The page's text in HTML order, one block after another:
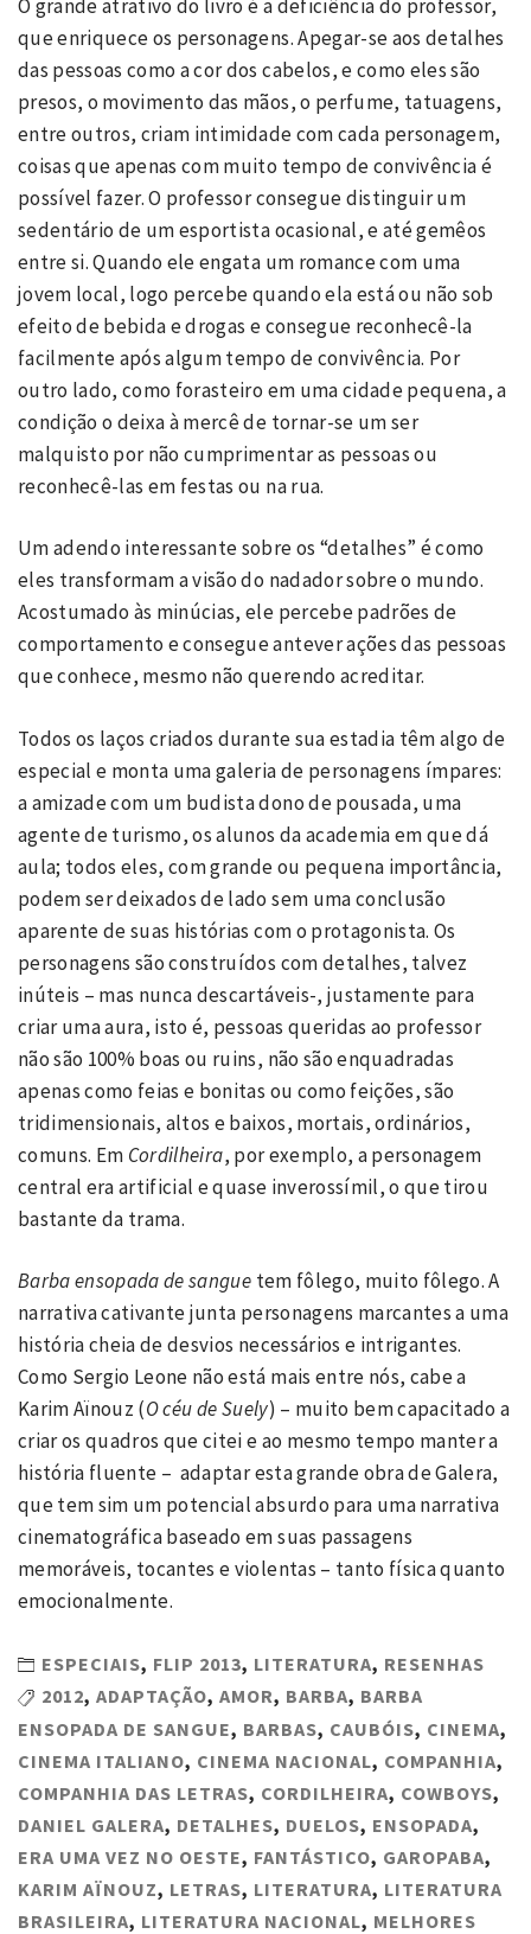
O grande atrativo do livro é a deficiência do professor,
que enriquece os personagens. Apegar-se aos detalhes
das pessoas como a cor dos cabelos, e como eles são
presos, o movimento das mãos, o perfume, tatuagens,
entre outros, criam intimidade com cada personagem,
coisas que apenas com muito tempo de convivência é
possível fazer. O professor consegue distinguir um
sedentário de um esportista ocasional, e até gemêos
entre si. Quando ele engata um romance com uma
jovem local, logo percebe quando ela está ou não sob
efeito de bebida e drogas e consegue reconhecê-la
facilmente após algum tempo de convivência. Por
outro lado, como forasteiro em uma cidade pequena, a
condição o deixa à mercê de tornar-se um ser
malquisto por não cumprimentar as pessoas ou
reconhecê-las em festas ou na rua.
Um adendo interessante sobre os “detalhes” é como
eles transformam a visão do nadador sobre o mundo.
Acostumado às minúcias, ele percebe padrões de
comportamento e consegue antever ações das pessoas
que conhece, mesmo não querendo acreditar.
Todos os laços criados durante sua estadia têm algo de
especial e monta uma galeria de personagens ímpares:
a amizade com um budista dono de pousada, uma
agente de turismo, os alunos da academia em que dá
aula; todos eles, com grande ou pequena importância,
podem ser deixados de lado sem uma conclusão
aparente de suas histórias com o protagonista. Os
personagens são construídos com detalhes, talvez
inúteis – mas nunca descartáveis-, justamente para
criar uma aura, isto é, pessoas queridas ao professor
não são 100% boas ou ruins, não são enquadradas
apenas como feias e bonitas ou como feições, são
tridimensionais, altos e baixos, mortais, ordinários,
comuns. Em Cordilheira, por exemplo, a personagem
central era artificial e quase inverossímil, o que tirou
bastante da trama.
Barba ensopada de sangue tem fôlego, muito fôlego. A
narrativa cativante junta personagens marcantes a uma
história cheia de desvios necessários e intrigantes.
Como Sergio Leone não está mais entre nós, cabe a
Karim Aïnouz (O céu de Suely) – muito bem capacitado a
criar os quadros que citei e ao mesmo tempo manter a
história fluente – adaptar esta grande obra de Galera,
que tem sim um potencial absurdo para uma narrativa
cinematográfica baseado em suas passagens
memoráveis, tocantes e violentas – tanto física quanto
emocionalmente.
ESPECIAIS, FLIP 2013, LITERATURA, RESENHAS
2012, ADAPTAÇÃO, AMOR, BARBA, BARBA
ENSOPADA DE SANGUE, BARBAS, CAUBÓIS, CINEMA,
CINEMA ITALIANO, CINEMA NACIONAL, COMPANHIA,
COMPANHIA DAS LETRAS, CORDILHEIRA, COWBOYS,
DANIEL GALERA, DETALHES, DUELOS, ENSOPADA,
ERA UMA VEZ NO OESTE, FANTÁSTICO, GAROPABA,
KARIM AÏNOUZ, LETRAS, LITERATURA, LITERATURA
BRASILEIRA, LITERATURA NACIONAL, MELHORES